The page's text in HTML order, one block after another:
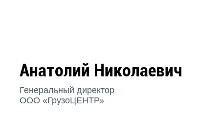
Анатолий Николаевич
Генеральный директор
ООО «ГрузоЦЕНТР»